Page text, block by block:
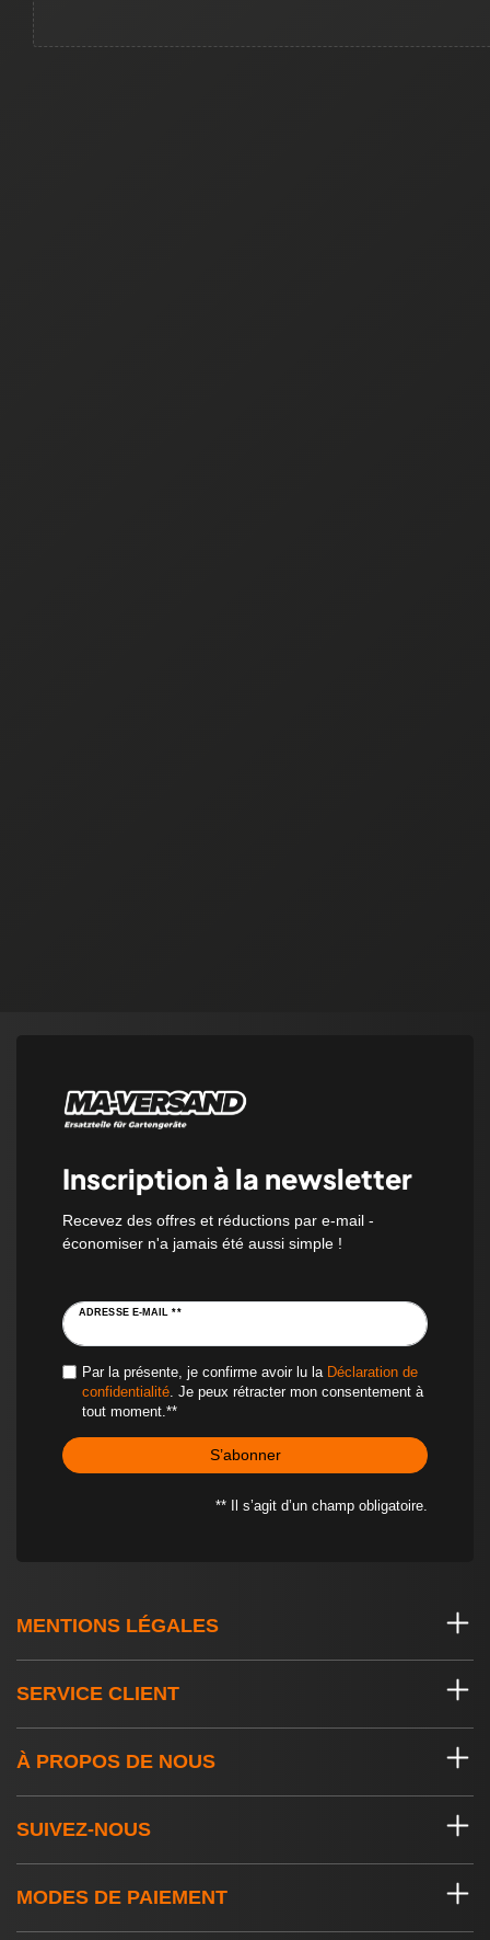
Inscription à la newsletter
Recevez des offres et réductions par e-mail -
économiser n'a jamais été aussi simple !
ADRESSE E-MAIL **
Par la présente, je confirme avoir lu la Déclaration de
confidentialité. Je peux rétracter mon consentement à
tout moment.**
S’abonner
** Il s’agit d’un champ obligatoire.
MENTIONS LÉGALES
SERVICE CLIENT
À PROPOS DE NOUS
SUIVEZ-NOUS
MODES DE PAIEMENT